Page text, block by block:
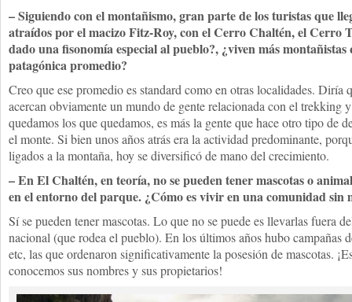
– Siguiendo con el montañismo, gran parte de los turistas que
atraídos por el macizo Fitz-Roy, con el Cerro Chaltén, el Cerro
dado una fisonomía especial al pueblo?, ¿viven más
patagónica promedio?
Creo que ese promedio es standard como en otras localidades. Diría
acercan obviamente un mundo de gente relacionada con el trekking
quedamos los que quedamos, es más la gente que hace otro tipo de
el monte. Si bien unos años atrás era la actividad predominante,
ligados a la montaña, hoy se diversificó de mano del crecimiento.
– En El Chaltén, en teoría, no se pueden tener mascotas o
en el entorno del parque. ¿Cómo es vivir en una comunidad sin
Sí se pueden tener mascotas. Lo que no se puede es llevarlas fuera
nacional (que rodea el pueblo). En los últimos años hubo campañas
etc, las que ordenaron significativamente la posesión de mascotas.
conocemos sus nombres y sus propietarios!